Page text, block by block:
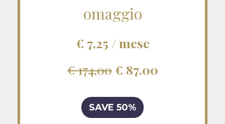
omaggio
€ 7,25 / mese
€ 174.00 € 87.00
SAVE 50%